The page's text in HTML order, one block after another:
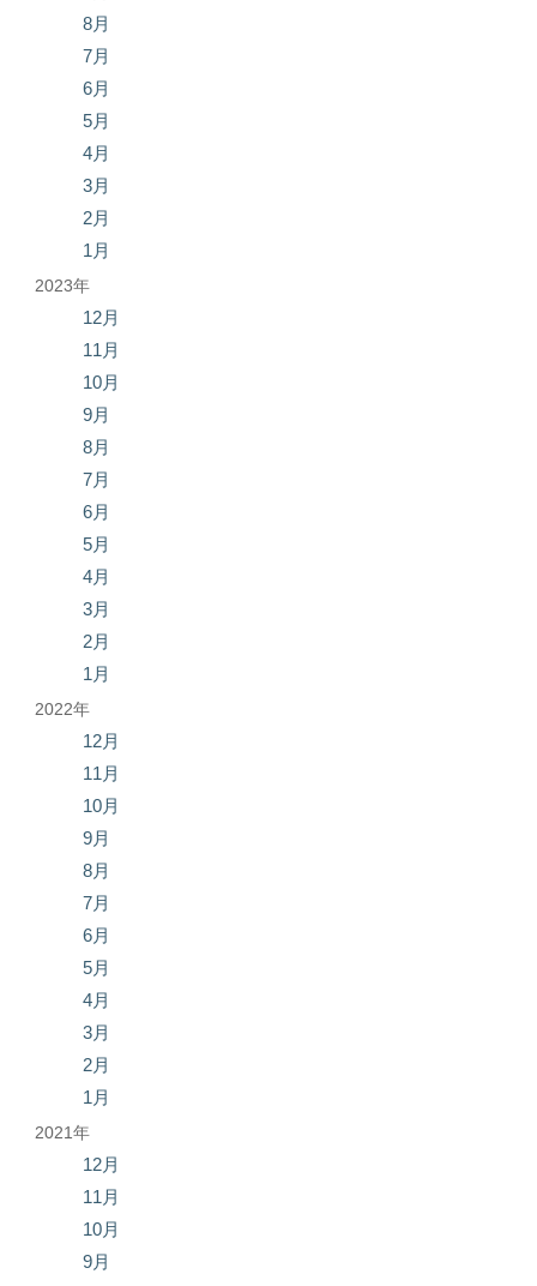
8月
7月
6月
5月
4月
3月
2月
1月
2023年
12月
11月
10月
9月
8月
7月
6月
5月
4月
3月
2月
1月
2022年
12月
11月
10月
9月
8月
7月
6月
5月
4月
3月
2月
1月
2021年
12月
11月
10月
9月